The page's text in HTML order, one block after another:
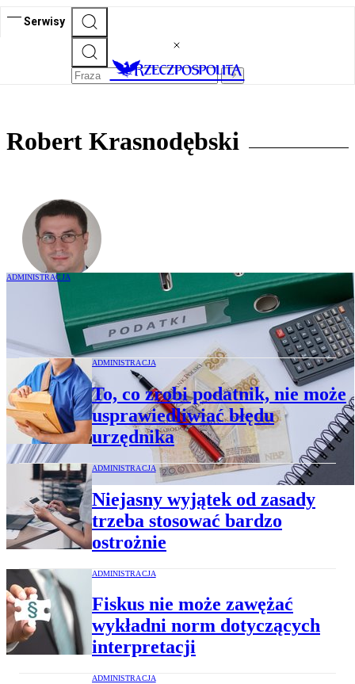
Serwisy
Robert Krasnodębski
ADMINISTRACJA
Poza wyjątkami następca korzysta z
wcześniejszych przywilejów
ADMINISTRACJA
To, co zrobi podatnik, nie może
usprawiedliwiać błędu
urzędnika
ADMINISTRACJA
Niejasny wyjątek od zasady
trzeba stosować bardzo
ostrożnie
ADMINISTRACJA
Fiskus nie może zawężać
wykładni norm dotyczących
interpretacji
ADMINISTRACJA